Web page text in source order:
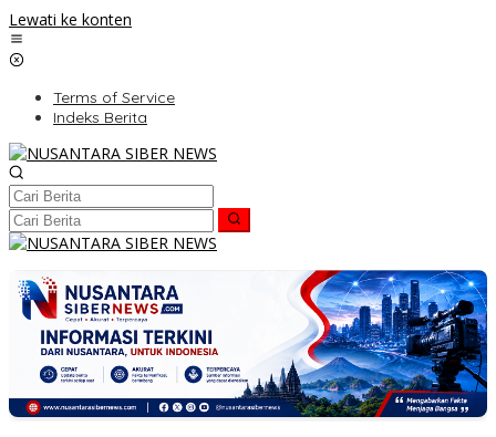
Lewati ke konten
Terms of Service
Indeks Berita